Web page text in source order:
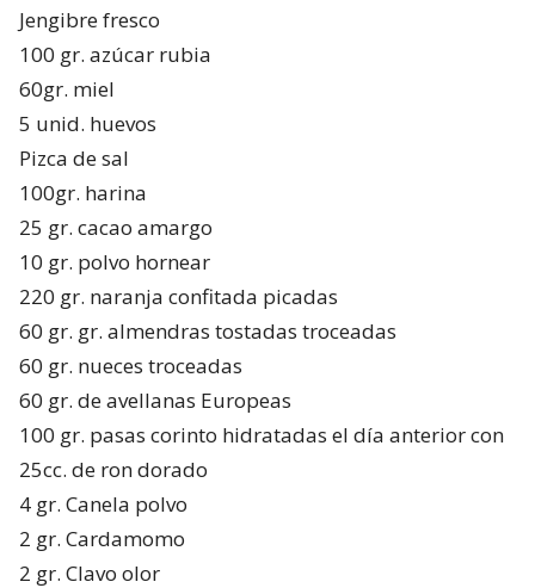
Jengibre fresco
100 gr. azúcar rubia
60gr. miel
5 unid. huevos
Pizca de sal
100gr. harina
25 gr. cacao amargo
10 gr. polvo hornear
220 gr. naranja confitada picadas
60 gr. gr. almendras tostadas troceadas
60 gr. nueces troceadas
60 gr. de avellanas Europeas
100 gr. pasas corinto hidratadas el día anterior con
25cc. de ron dorado
4 gr. Canela polvo
2 gr. Cardamomo
2 gr. Clavo olor